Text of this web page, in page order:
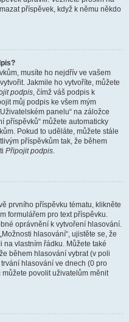
příspěvek, když k němu někdo
musíte ho nejdřív ve vašem
Jakmile ho vytvoříte, můžete
podpis, čímž váš podpis k
můj podpis ke všem mým
panelu“ na záložce
příspěvků“ můžete automaticky
Pokud to uděláte, můžete stále
příspěvkům tak, že během
Připojit podpis.
prvního příspěvku tématu, klikněte
formulářem pro text příspěvku.
oprávnění k vytvoření hlasování.
hlasování“, ujistěte se, že
na vlastním řádku. Můžete také
během hlasování vybrat (v poli
hlasování ve dnech (0 pro
povolit uživatelům měnit